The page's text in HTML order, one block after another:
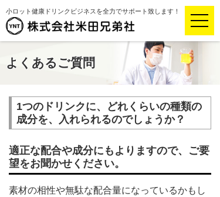
小ロット健康ドリンクビジネスを全力でサポート致します！
よくあるご質問
1つのドリンクに、どれくらいの種類の
成分を、入れられるのでしょうか？
適正な配合や成分にもよりますので、ご要
望をお聞かせください。
素材の相性や無駄な配合量になっているかもし